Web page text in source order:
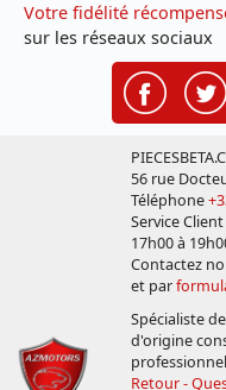
Votre fidélité
sur les réseaux sociaux
56 rue
Téléphone
Service
17h00 à
Contactez
et par
Spécialiste
d'origine
Retour -